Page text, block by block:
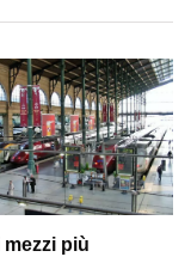
mezzi più